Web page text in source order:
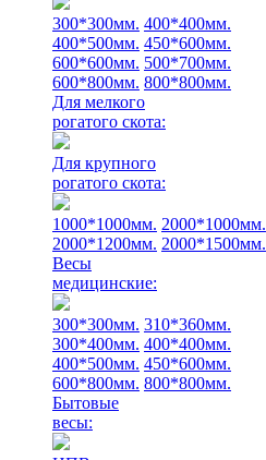
300*300мм. 400*400мм.
400*500мм. 450*600мм.
600*600мм. 500*700мм.
600*800мм. 800*800мм.
Для мелкого
рогатого скота:
Для крупного
рогатого скота:
1000*1000мм. 2000*1000мм.
2000*1200мм. 2000*1500мм.
Весы
медицинские:
300*300мм. 310*360мм.
300*400мм. 400*400мм.
400*500мм. 450*600мм.
600*800мм. 800*800мм.
Бытовые
весы: